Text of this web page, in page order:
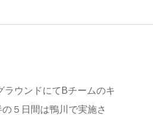
ウンドにてBチームのキ
５日間は鴨川で実施さ